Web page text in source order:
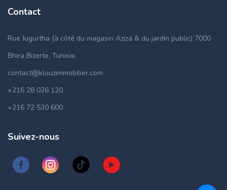
Contact
Rue Jugurtha (à côté du magasin Aziza & du jardin public) 7000
Bhira Bizerte, Tunisie.
contact@klouzimmobilier.com
+216 28 026 120
+216 72 530 600
Suivez-nous